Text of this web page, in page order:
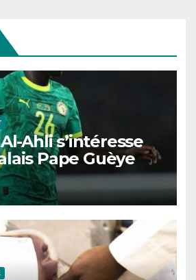
Ahli s’intéresse
Pape Guèye